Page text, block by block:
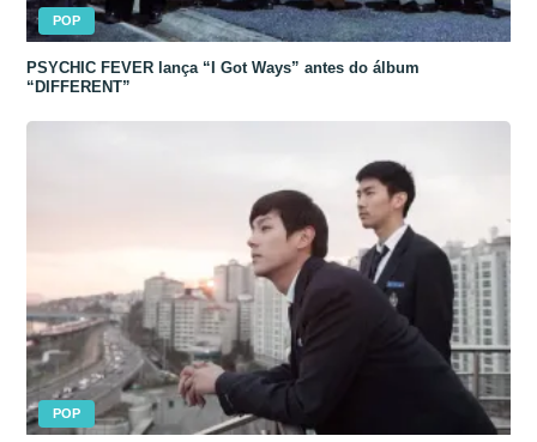
POP
PSYCHIC FEVER lança “I Got Ways” antes do álbum
“DIFFERENT”
POP